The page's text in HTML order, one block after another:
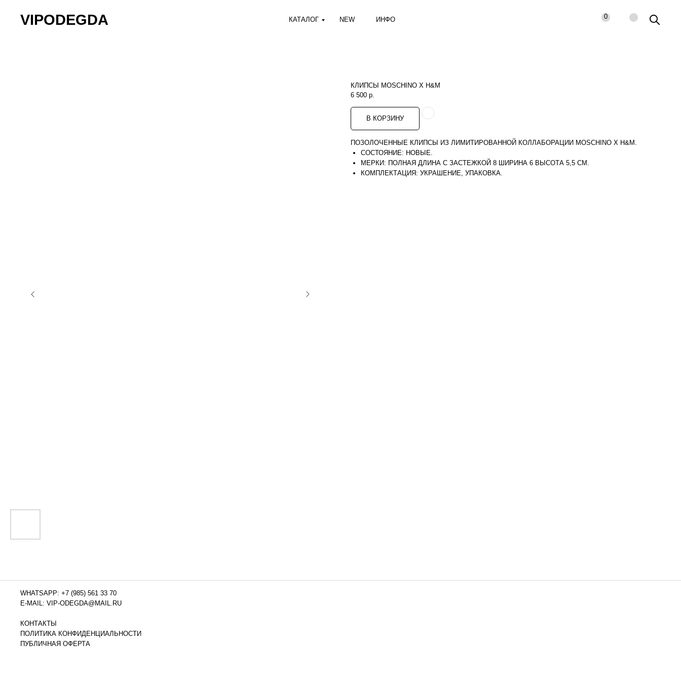
КАТАЛОГ NEW ИНФО
VIPODEGDA 0
КЛИПСЫ MOSCHINO Х H&M
6 500 р.
В КОРЗИНУ
ПОЗОЛОЧЕННЫЕ КЛИПСЫ ИЗ ЛИМИТИРОВАННОЙ КОЛЛАБОРАЦИИ MOSCHINO Х H&M.
СОСТОЯНИЕ: НОВЫЕ.
МЕРКИ: ПОЛНАЯ ДЛИНА С ЗАСТЕЖКОЙ 8 ШИРИНА 6 ВЫСОТА 5,5 СМ.
КОМПЛЕКТАЦИЯ: УКРАШЕНИЕ, УПАКОВКА.
WHATSAPP: +7 (985) 561 33 70
E-MAIL: VIP-ODEGDA@MAIL.RU
КОНТАКТЫ
ПОЛИТИКА КОНФИДЕНЦИАЛЬНОСТИ
ПУБЛИЧНАЯ ОФЕРТА